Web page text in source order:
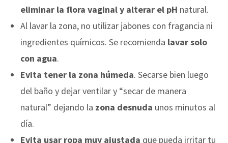
eliminar la flora vaginal y alterar el pH natural.
Al lavar la zona, no utilizar jabones con fragancia ni
ingredientes químicos. Se recomienda lavar solo
con agua.
Evita tener la zona húmeda. Secarse bien luego
del baño y dejar ventilar y “secar de manera
natural” dejando la zona desnuda unos minutos al
día.
Evita usar ropa muy ajustada que pueda irritar tu